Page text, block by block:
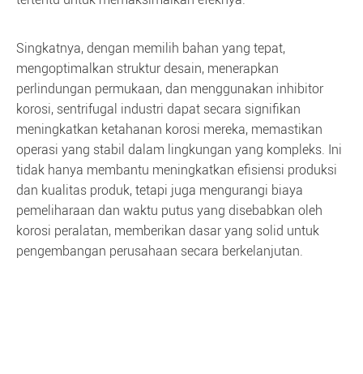
Singkatnya, dengan memilih bahan yang tepat,
mengoptimalkan struktur desain, menerapkan
perlindungan permukaan, dan menggunakan inhibitor
korosi, sentrifugal industri dapat secara signifikan
meningkatkan ketahanan korosi mereka, memastikan
operasi yang stabil dalam lingkungan yang kompleks. Ini
tidak hanya membantu meningkatkan efisiensi produksi
dan kualitas produk, tetapi juga mengurangi biaya
pemeliharaan dan waktu putus yang disebabkan oleh
korosi peralatan, memberikan dasar yang solid untuk
pengembangan perusahaan secara berkelanjutan.